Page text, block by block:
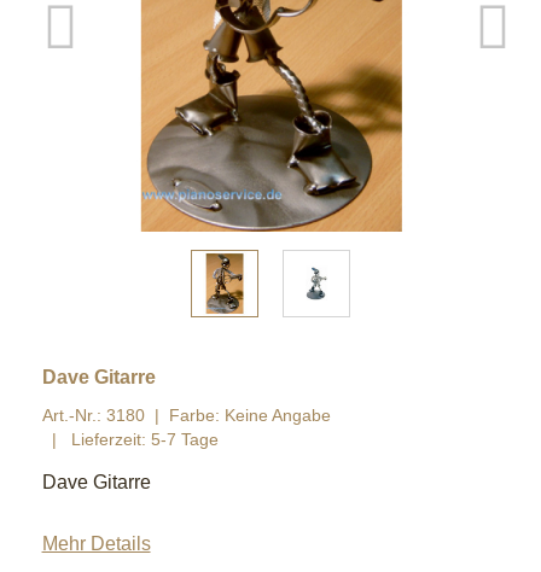
Dave Gitarre
Art.-Nr.: 3180
Farbe: Keine Angabe
Lieferzeit: 5-7 Tage
Dave Gitarre
Mehr Details